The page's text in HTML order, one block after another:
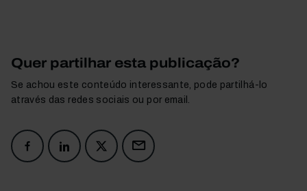
Quer partilhar esta publicação?
Se achou este conteúdo interessante, pode partilhá-lo
através das redes sociais ou por email.